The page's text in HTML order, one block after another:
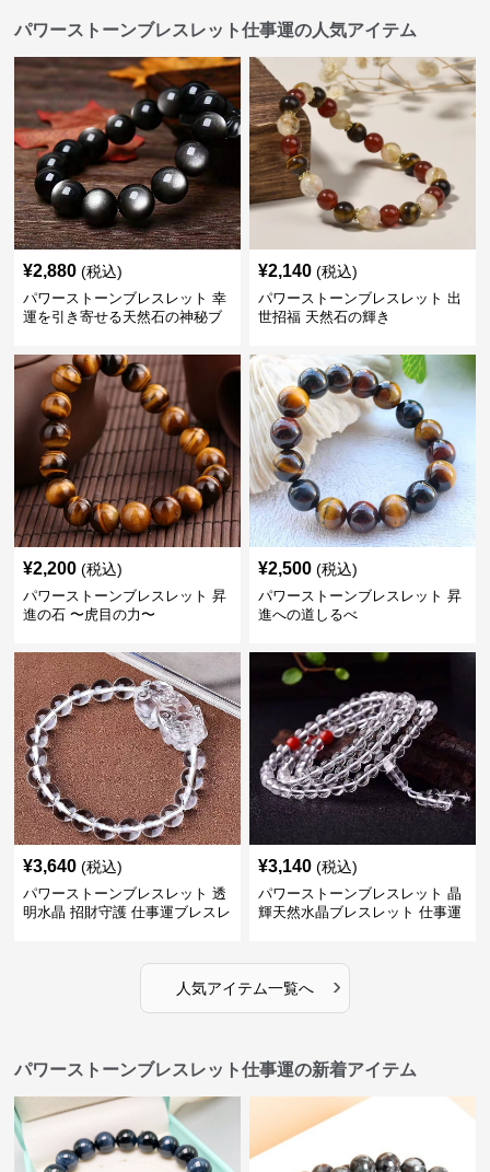
パワーストーンブレスレット仕事運の人気アイテム
¥2,880 (税込)
パワーストーンブレスレット 幸
運を引き寄せる天然石の神秘ブ
¥2,140 (税込)
パワーストーンブレスレット 出
世招福 天然石の輝き
¥2,200 (税込)
パワーストーンブレスレット 昇
進の石 〜虎目の力〜
¥2,500 (税込)
パワーストーンブレスレット 昇
進への道しるべ
¥3,640 (税込)
パワーストーンブレスレット 透
明水晶 招財守護 仕事運ブレスレ
¥3,140 (税込)
パワーストーンブレスレット 晶
輝天然水晶ブレスレット 仕事運
人気アイテム一覧へ ›
パワーストーンブレスレット仕事運の新着アイテム